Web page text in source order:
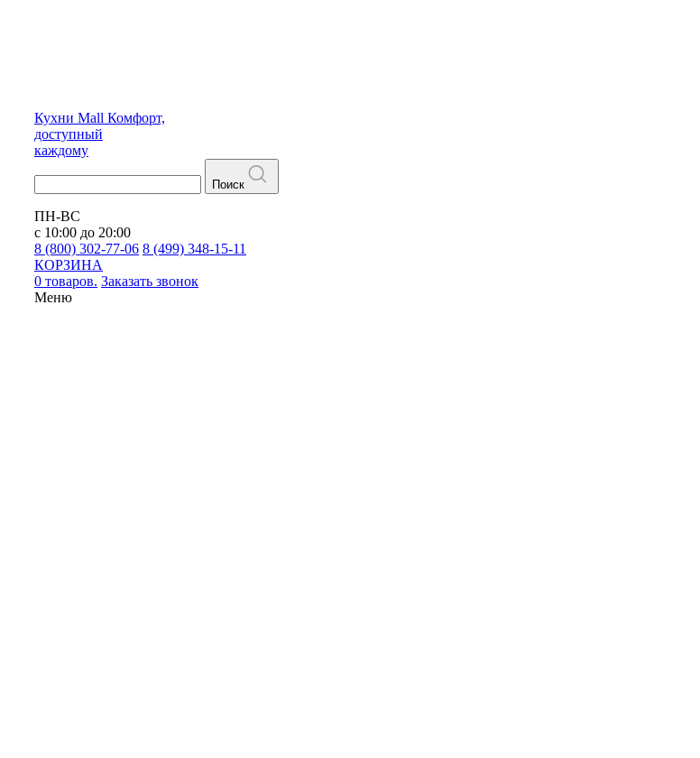
Кухни Mall Комфорт,
доступный
каждому
Поиск
ПН-ВС
с 10:00 до 20:00
8 (800) 302-77-06 8 (499) 348-15-11
КОРЗИНА
0 товаров. Заказать звонок
Меню